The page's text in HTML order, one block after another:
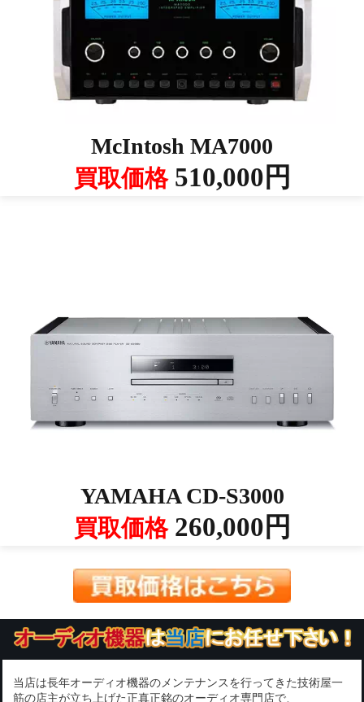
McIntosh MA7000
買取価格510,000円
YAMAHA CD-S3000
買取価格260,000円
当店は長年オーディオ機器のメンテナンスを行ってきた技術屋一
筋の店主が立ち上げた正真正銘のオーディオ専門店で、